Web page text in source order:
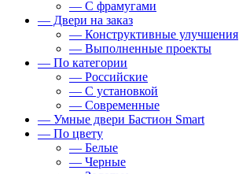
— С фрамугами
— Двери на заказ
— Конструктивные улучшения
— Выполненные проекты
— По категории
— Российские
— С установкой
— Современные
— Умные двери Бастион Smart
— По цвету
— Белые
— Черные